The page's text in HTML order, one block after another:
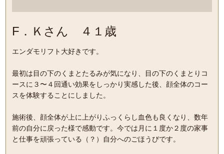
F．Ｋさん ４１歳
エンダモリフト大好きです。
最初は目の下のくまとたるみが気になり、目の下のくまとりコ
ースに３〜４回通い効果をしっかり実感した後、顔全体のコー
スを体験することにしました。
施術後、顔全体が上に上がりふっくらし血色も良くなり、数年
前の自分に戻った様で感動です。今では月に１度か２度の家事
と仕事を頑張っている（？）自分へのごほうびです。